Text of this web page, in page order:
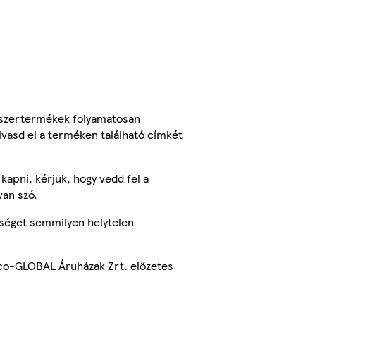
folyamatosan
el a terméken található címkét
kérjük, hogy vedd fel a
szó.
semmilyen helytelen
GLOBAL Áruházak Zrt. előzetes